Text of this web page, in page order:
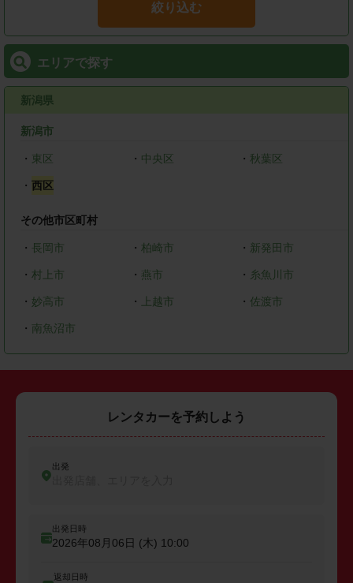
絞り込む
エリアで探す
新潟県
新潟市
・ 東区 ・ 中央区 ・ 秋葉区
・ 西区
その他市区町村
・ 長岡市 ・ 柏崎市 ・ 新発田市
・ 村上市 ・ 燕市 ・ 糸魚川市
・ 妙高市 ・ 上越市 ・ 佐渡市
・ 南魚沼市
レンタカーを予約しよう
出発
出発日時
2026年08月06日 (木) 10:00
返却日時